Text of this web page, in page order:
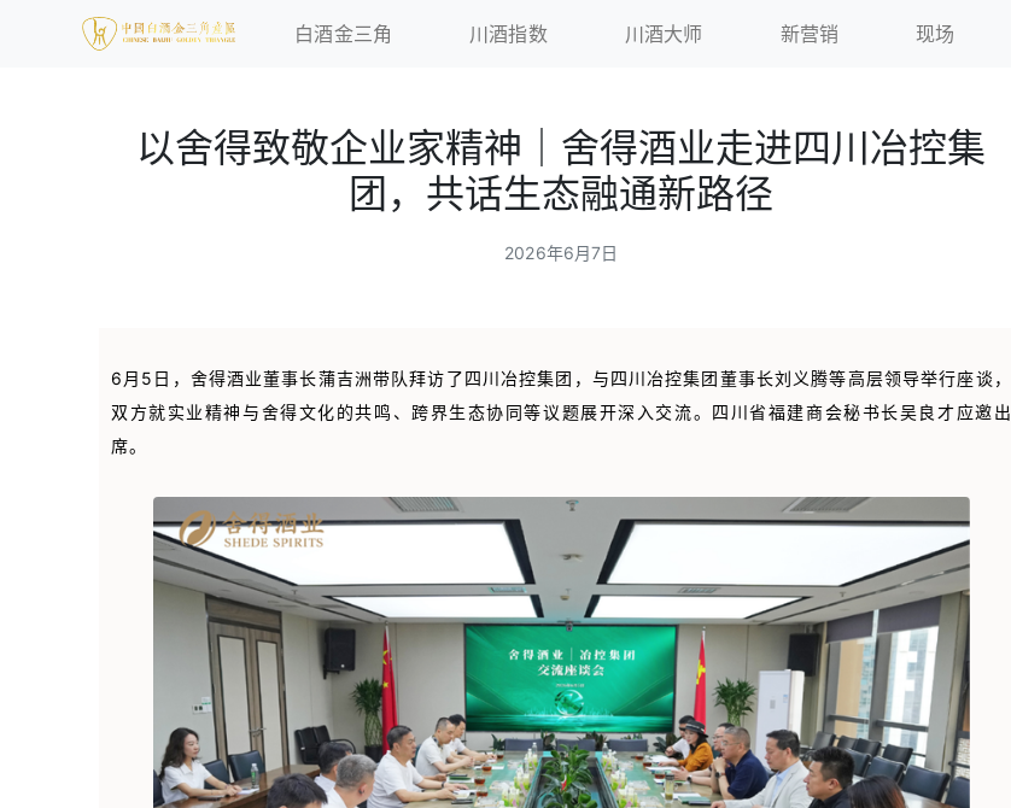
白酒金三角 川酒指数 川酒大师 新营销 现场
以舍得致敬企业家精神｜舍得酒业走进四川冶控集
团，共话生态融通新路径
2026年6月7日
6月5日，舍得酒业董事长蒲吉洲带队拜访了四川冶控集团，与四川冶控集团董事长刘义腾等高层领导举行座谈，
双方就实业精神与舍得文化的共鸣、跨界生态协同等议题展开深入交流。四川省福建商会秘书长吴良才应邀出
席。